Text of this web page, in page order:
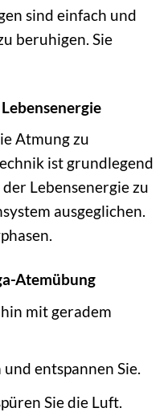
sind einfach und
beruhigen. Sie
Atmung zu
ist grundlegend
Lebensenergie zu
ausgeglichen.
Atemübung
mit geradem
entspannen Sie.
Sie die Luft.